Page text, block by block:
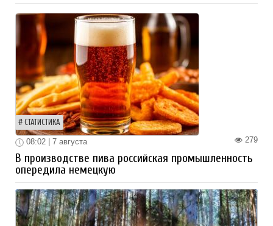
СТАТИСТИКА
279
08:02 | 7 августа
В производстве пива российская промышленность
опередила немецкую